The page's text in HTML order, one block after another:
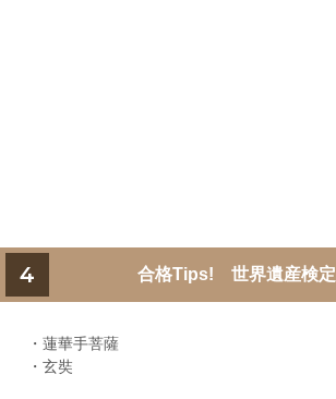
4 合格Tips! 世界遺産検定
・蓮華手菩薩
・玄奘